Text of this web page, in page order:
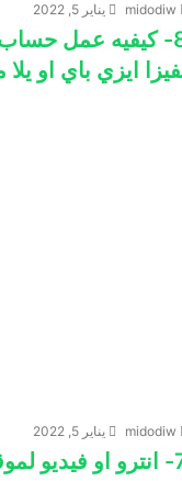
midodiw يناير 5, 2022
8- كيفيه عمل
ايزي باي او
midodiw يناير 5, 2022
او منتجك